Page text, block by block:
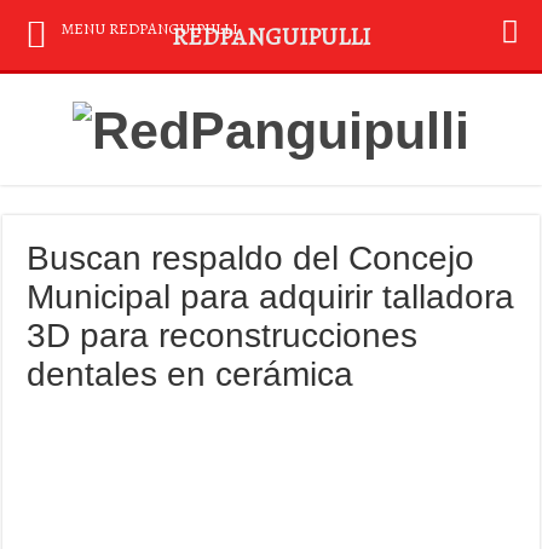
Buscan respaldo del Concejo
Municipal para adquirir talladora
3D para reconstrucciones
dentales en cerámica
MENU REDPANGUIPULLIREDPANGUIPULLI